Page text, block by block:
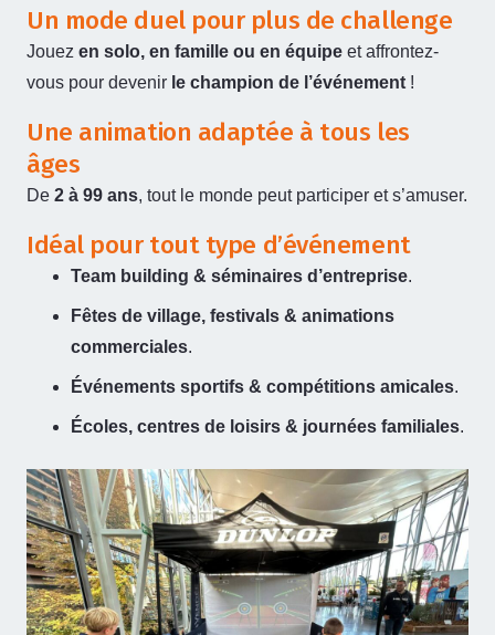
Un mode duel pour plus de challenge
Jouez en solo, en famille ou en équipe et affrontez-
vous pour devenir le champion de l’événement !
Une animation adaptée à tous les
âges
De 2 à 99 ans, tout le monde peut participer et s’amuser.
Idéal pour tout type d’événement
Team building & séminaires d’entreprise.
Fêtes de village, festivals & animations
commerciales.
Événements sportifs & compétitions amicales.
Écoles, centres de loisirs & journées familiales.